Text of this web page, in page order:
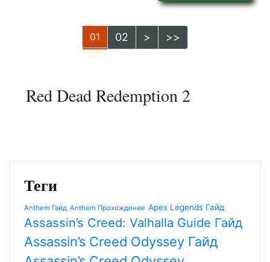
01 02 > >>
Red Dead Redemption 2
Теги
Anthem Гайд Anthem Прохождение Apex Legends Гайд
Assassin’s Creed: Valhalla Guide Гайд
Assassin’s Creed Odyssey Гайд